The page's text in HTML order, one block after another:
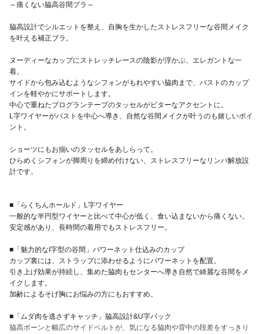
～痛くない脇高谷間ブラ～
脇高設計でシルエットを整え、自胸を生かしたストレスフリーな谷間メイク
を叶える補正ブラ。
ヌーディーなカップにストレッチレースの陰影が浮かぶ、エレガントな一
着。
サイドから包み込むようなシフォンがもれやすい脇肉まで、バストのカップ
インを軽やかにサポートします。
中心で重ねたブログランテープのタッセルがビターなアクセントに。
L字ワイヤーがバストを中心へ導き、自然な谷間メイクが叶うのも嬉しいポイ
ント。
ショーツにもお揃いのタッセルをあしらって。
ひらめくシフォンが脚周りを締め付けない、ストレスフリーなリンパ解放設
計です。
■「らくちんホールド」L字ワイヤー
一般的な半円型ワイヤーと比べて中心が低く、食い込まないから痛くない。
安定感があり、長時間の着用でもストレスフリー。
■「魅力的なI字型の谷間」パワーネット仕込みのカップ
カップ裏には、ストラップに添わせるようにパワーネットを配置。
引き上げ効果が持続し、集めた脇肉もセンターへ導き自然で綺麗な谷間をメ
イクします。
加齢によるそげ胸にお悩みの方にもおすすめ。
■「ムダ肉を逃さずキャッチ」脇高設計&U字バック
脇高ボーンと幅広のサイドベルトが、気になる脇肉や背中の段差をすっきり